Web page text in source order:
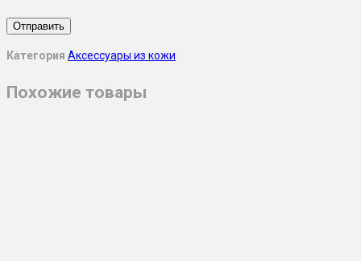
Категория Аксессуары из кожи
Похожие товары